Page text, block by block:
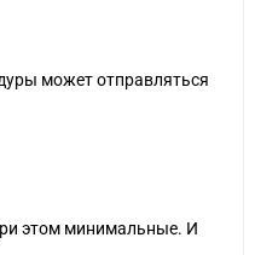
может отправляться
этом минимальные. И